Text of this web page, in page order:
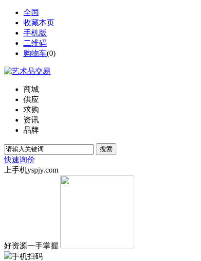
全国
收藏本页
手机版
二维码
购物车(0)
商城
供应
求购
资讯
品牌
搜索
快速询价
上手机yspjy.com
好资源一手掌握
手机扫码